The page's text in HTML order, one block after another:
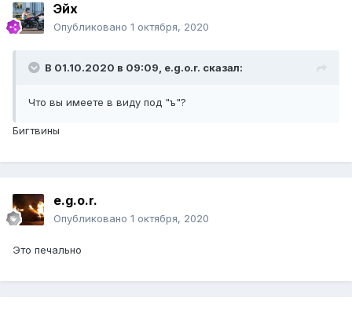
Эйх
Опубликовано 1 октября, 2020
В 01.10.2020 в 09:09, e.g.o.r. сказал:
Что вы имеете в виду под "ъ"?
Бигтвины
e.g.o.r.
Опубликовано 1 октября, 2020
Это печально